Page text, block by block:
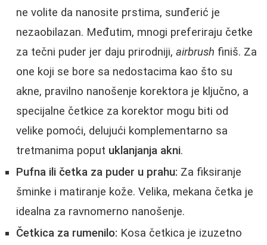
ne volite da nanosite prstima, sunđerić je
nezaobilazan. Međutim, mnogi preferiraju četke
za tečni puder jer daju prirodniji, airbrush finiš. Za
one koji se bore sa nedostacima kao što su
akne, pravilno nanošenje korektora je ključno, a
specijalne četkice za korektor mogu biti od
velike pomoći, delujući komplementarno sa
tretmanima poput uklanjanja akni.
Pufna ili četka za puder u prahu: Za fiksiranje
šminke i matiranje kože. Velika, mekana četka je
idealna za ravnomerno nanošenje.
Četkica za rumenilo: Kosa četkica je izuzetno